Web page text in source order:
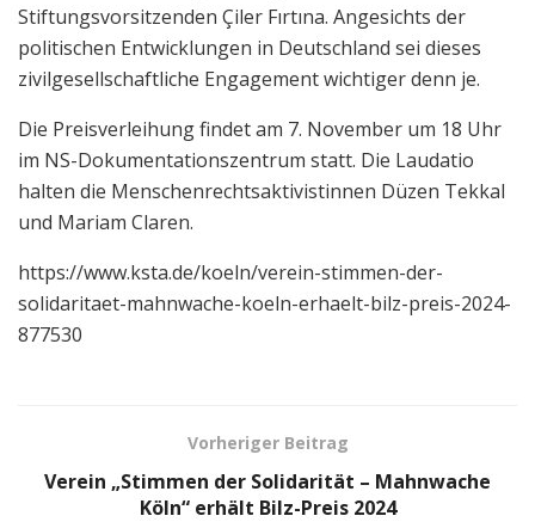
Stiftungsvorsitzenden Çiler Fırtına. Angesichts der
politischen Entwicklungen in Deutschland sei dieses
zivilgesellschaftliche Engagement wichtiger denn je.
Die Preisverleihung findet am 7. November um 18 Uhr
im NS-Dokumentationszentrum statt. Die Laudatio
halten die Menschenrechtsaktivistinnen Düzen Tekkal
und Mariam Claren.
https://www.ksta.de/koeln/verein-stimmen-der-
solidaritaet-mahnwache-koeln-erhaelt-bilz-preis-2024-
877530
Vorheriger Beitrag
Verein „Stimmen der Solidarität – Mahnwache
Köln“ erhält Bilz-Preis 2024